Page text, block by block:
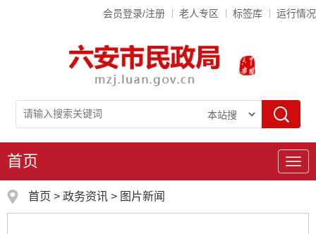
会员登录/注册 老人专区 标签库 运行情况
导
航
首页
首页 > 政务资讯 > 图片新闻